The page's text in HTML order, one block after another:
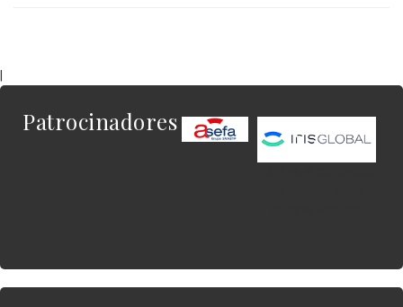
Patrocinadores